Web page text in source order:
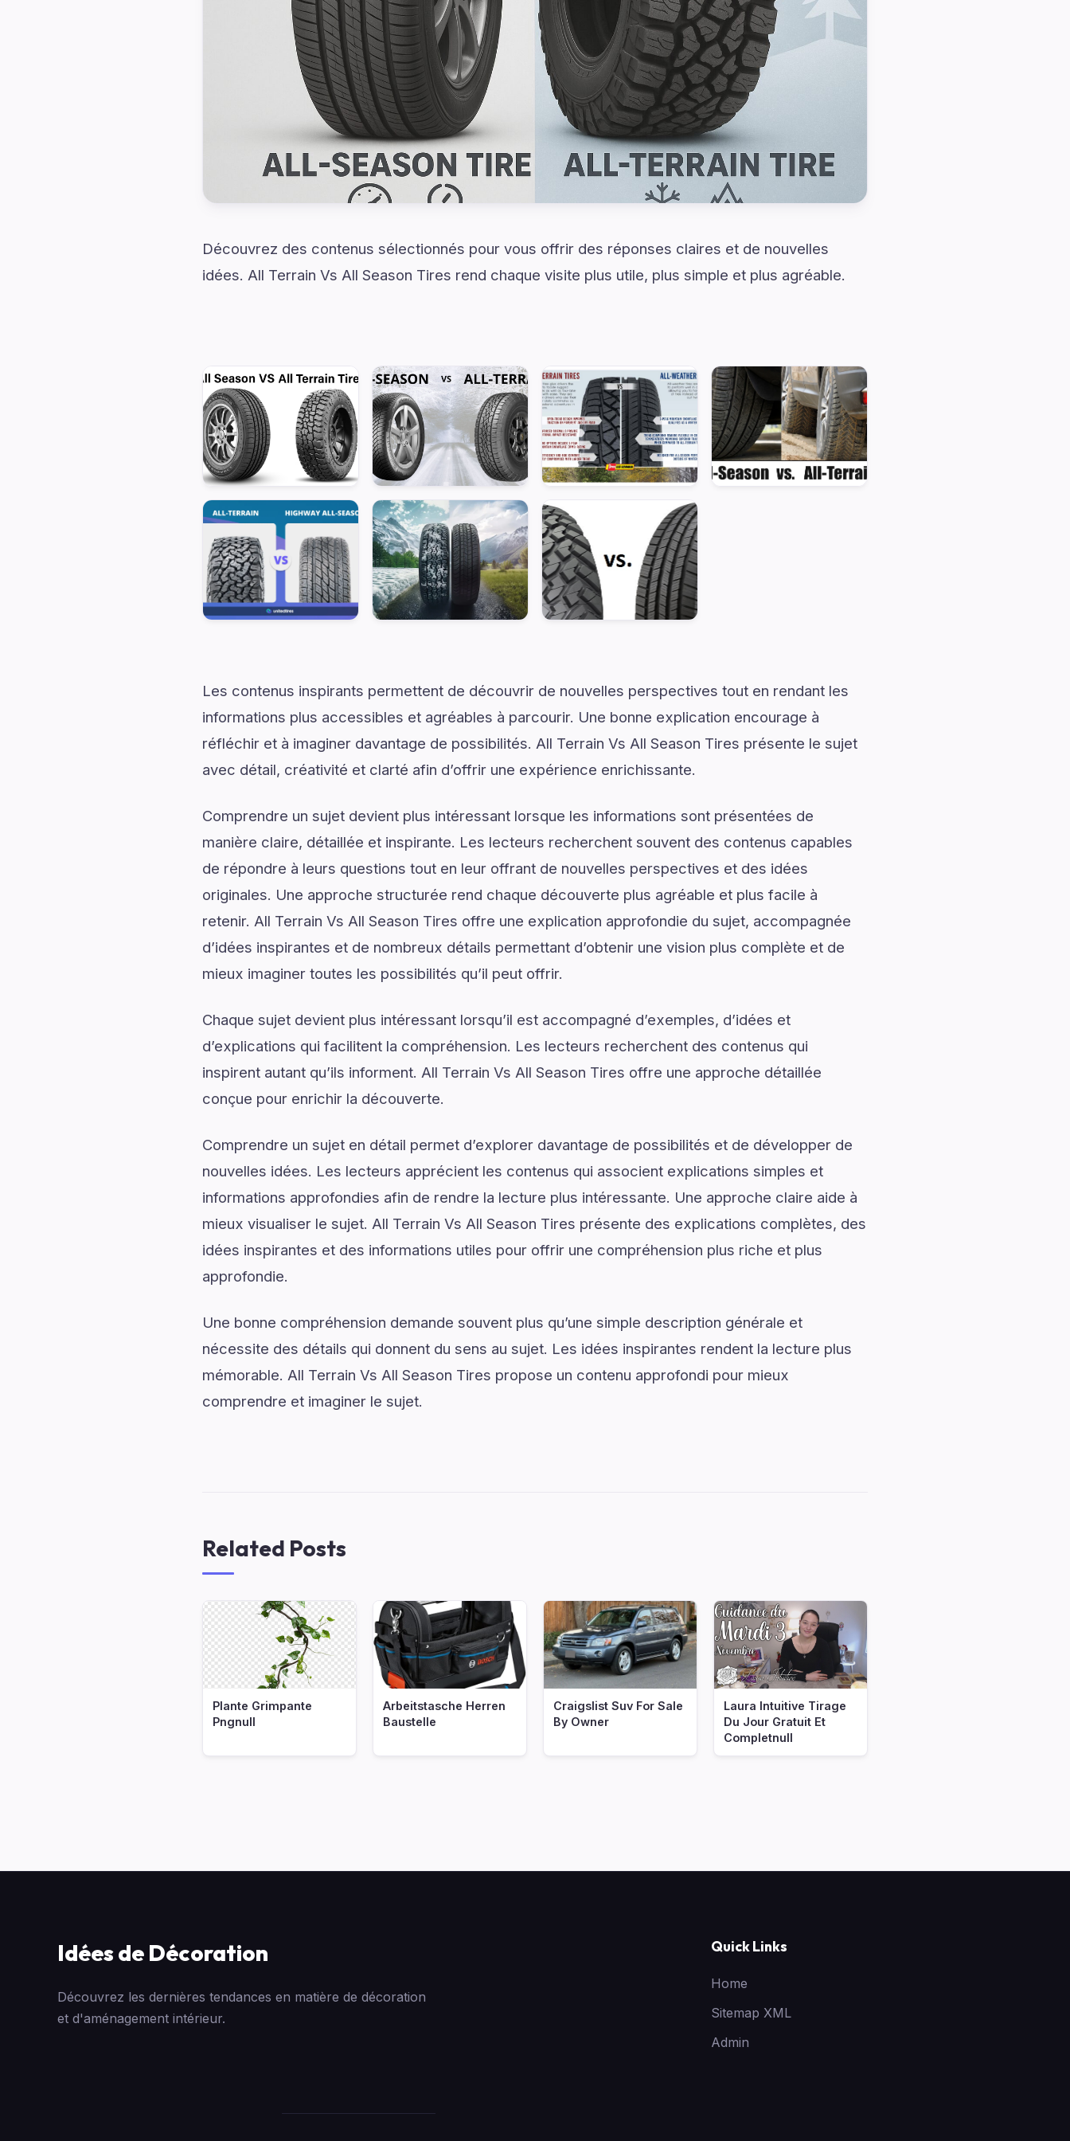
Découvrez des contenus sélectionnés pour vous offrir des réponses claires et de nouvelles
idées. All Terrain Vs All Season Tires rend chaque visite plus utile, plus simple et plus agréable.
Les contenus inspirants permettent de découvrir de nouvelles perspectives tout en rendant les
informations plus accessibles et agréables à parcourir. Une bonne explication encourage à
réfléchir et à imaginer davantage de possibilités. All Terrain Vs All Season Tires présente le sujet
avec détail, créativité et clarté afin d’offrir une expérience enrichissante.
Comprendre un sujet devient plus intéressant lorsque les informations sont présentées de
manière claire, détaillée et inspirante. Les lecteurs recherchent souvent des contenus capables
de répondre à leurs questions tout en leur offrant de nouvelles perspectives et des idées
originales. Une approche structurée rend chaque découverte plus agréable et plus facile à
retenir. All Terrain Vs All Season Tires offre une explication approfondie du sujet, accompagnée
d’idées inspirantes et de nombreux détails permettant d’obtenir une vision plus complète et de
mieux imaginer toutes les possibilités qu’il peut offrir.
Chaque sujet devient plus intéressant lorsqu’il est accompagné d’exemples, d’idées et
d’explications qui facilitent la compréhension. Les lecteurs recherchent des contenus qui
inspirent autant qu’ils informent. All Terrain Vs All Season Tires offre une approche détaillée
conçue pour enrichir la découverte.
Comprendre un sujet en détail permet d’explorer davantage de possibilités et de développer de
nouvelles idées. Les lecteurs apprécient les contenus qui associent explications simples et
informations approfondies afin de rendre la lecture plus intéressante. Une approche claire aide à
mieux visualiser le sujet. All Terrain Vs All Season Tires présente des explications complètes, des
idées inspirantes et des informations utiles pour offrir une compréhension plus riche et plus
approfondie.
Une bonne compréhension demande souvent plus qu’une simple description générale et
nécessite des détails qui donnent du sens au sujet. Les idées inspirantes rendent la lecture plus
mémorable. All Terrain Vs All Season Tires propose un contenu approfondi pour mieux
comprendre et imaginer le sujet.
Related Posts
Plante Grimpante
Pngnull
Arbeitstasche Herren
Baustelle
Craigslist Suv For Sale
By Owner
Laura Intuitive Tirage
Du Jour Gratuit Et
Completnull
Idées de Décoration
Découvrez les dernières tendances en matière de décoration
et d'aménagement intérieur.
Quick Links
Home
Sitemap XML
Admin